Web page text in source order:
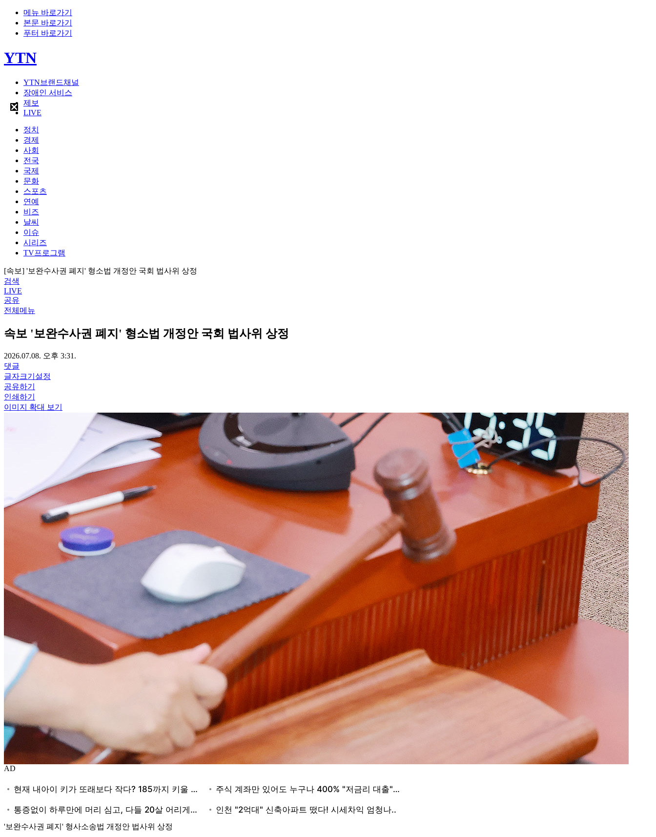
메뉴 바로가기
본문 바로가기
푸터 바로가기
YTN
YTN브랜드채널
장애인 서비스
제보
LIVE
정치
경제
사회
전국
국제
문화
스포츠
연예
비즈
날씨
이슈
시리즈
TV프로그램
[속보] '보완수사권 폐지' 형소법 개정안 국회 법사위 상정
검색
LIVE
공유
전체메뉴
속보 '보완수사권 폐지' 형소법 개정안 국회 법사위 상정
2026.07.08. 오후 3:31.
댓글
글자크기설정
공유하기
인쇄하기
이미지 확대 보기
AD
'보완수사권 폐지' 형사소송법 개정안 법사위 상정